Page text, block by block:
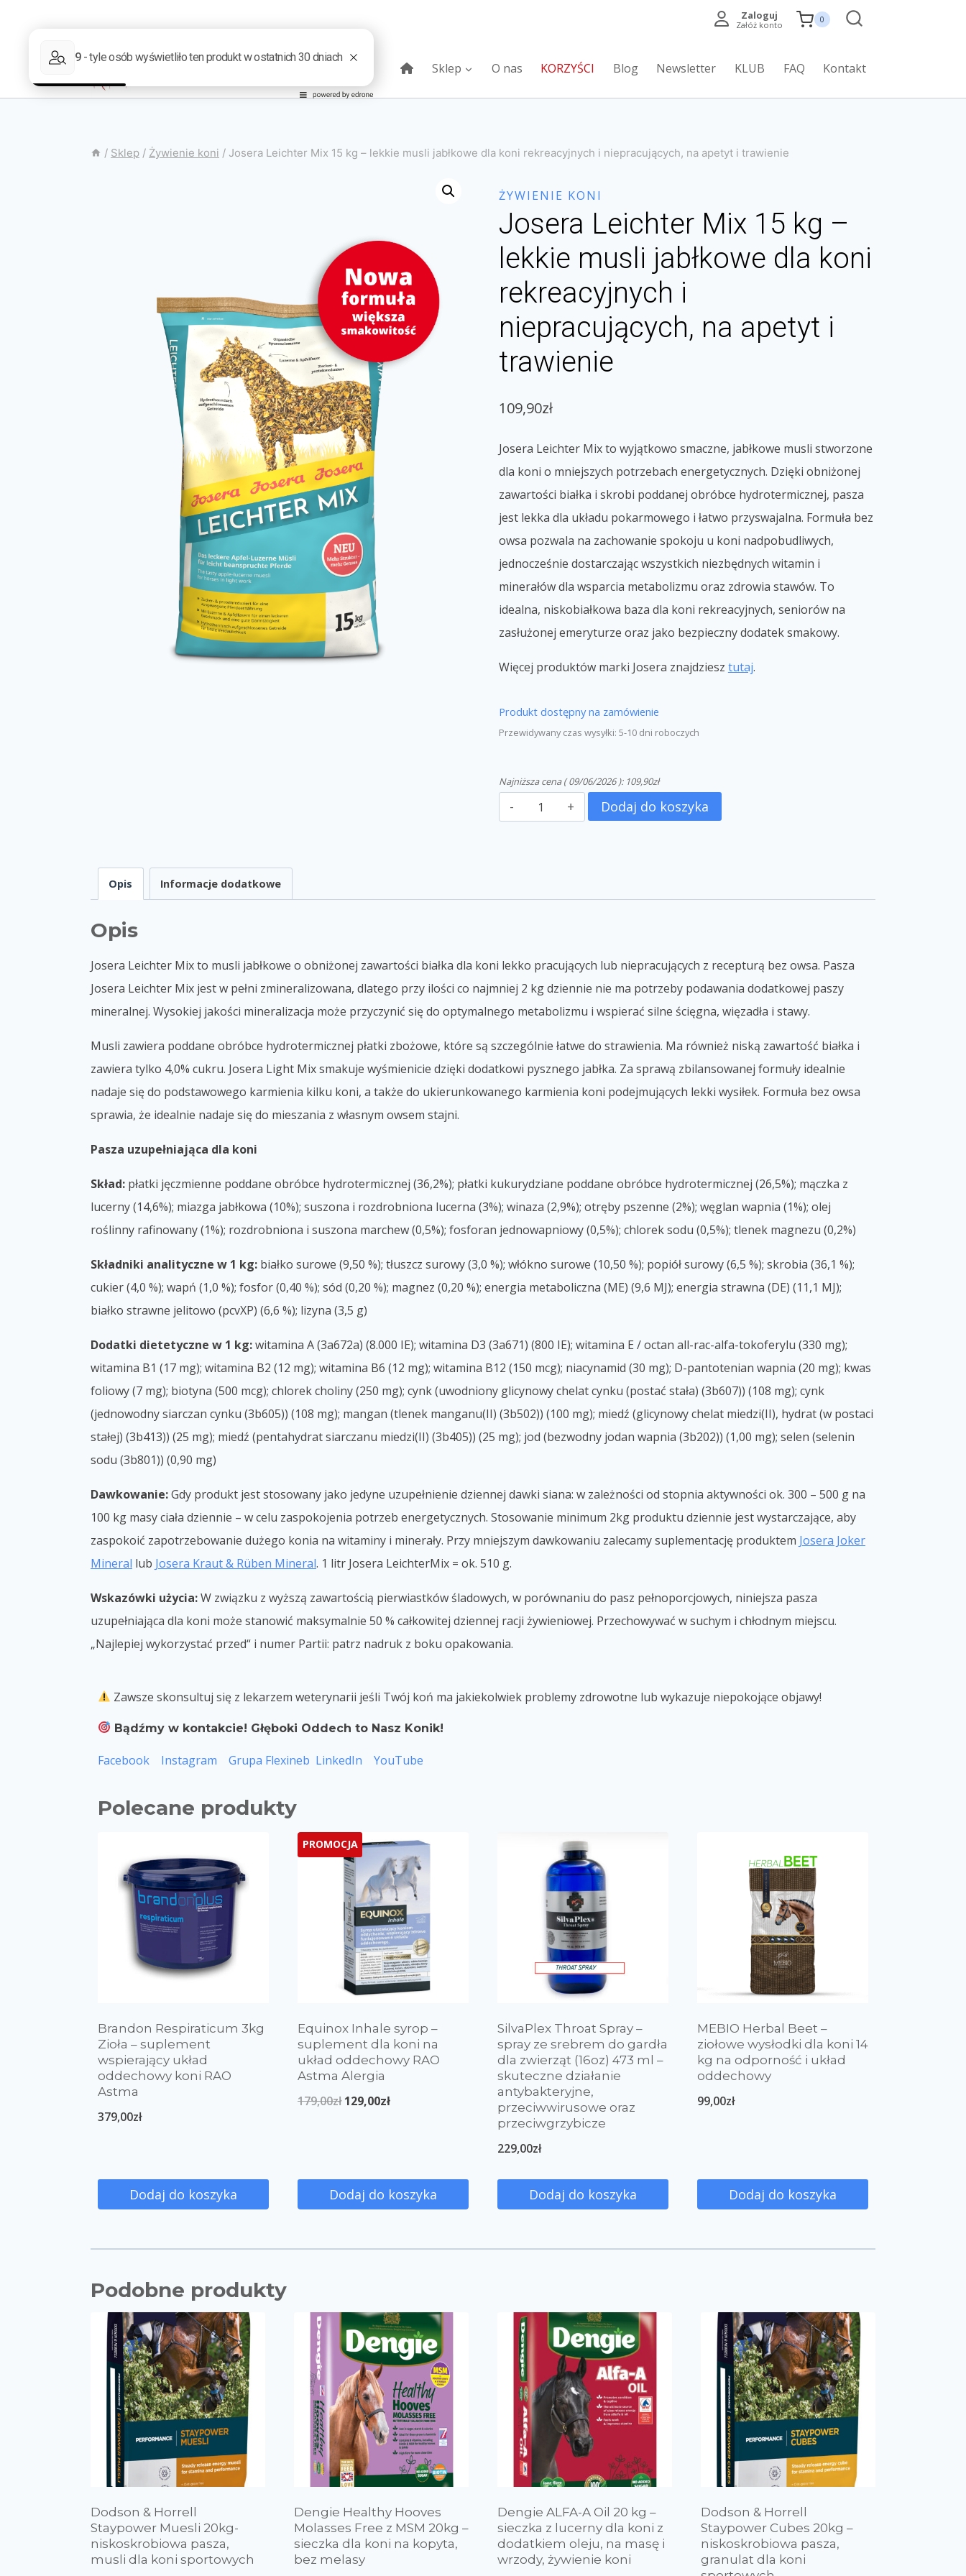
Zaloguj
Załóż konto 0
Sklep O nas KORZYŚCI Blog Newsletter KLUB FAQ Kontakt
/ Sklep / Żywienie koni / Josera Leichter Mix 15 kg – lekkie musli jabłkowe dla koni rekreacyjnych i niepracujących, na apetyt i trawienie
ŻYWIENIE KONI
Josera Leichter Mix 15 kg –
lekkie musli jabłkowe dla koni
rekreacyjnych i
niepracujących, na apetyt i
trawienie
109,90zł
Josera Leichter Mix to wyjątkowo smaczne, jabłkowe musli stworzone
dla koni o mniejszych potrzebach energetycznych. Dzięki obniżonej
zawartości białka i skrobi poddanej obróbce hydrotermicznej, pasza
jest lekka dla układu pokarmowego i łatwo przyswajalna. Formuła bez
owsa pozwala na zachowanie spokoju u koni nadpobudliwych,
jednocześnie dostarczając wszystkich niezbędnych witamin i
minerałów dla wsparcia metabolizmu oraz zdrowia stawów. To
idealna, niskobiałkowa baza dla koni rekreacyjnych, seniorów na
zasłużonej emeryturze oraz jako bezpieczny dodatek smakowy.
Więcej produktów marki Josera znajdziesz tutaj.
Produkt dostępny na zamówienie
Przewidywany czas wysyłki: 5-10 dni roboczych
Najniższa cena (09/06/2026): 109,90zł
Dodaj do koszyka
Opis Informacje dodatkowe
Opis
Josera Leichter Mix to musli jabłkowe o obniżonej zawartości białka dla koni lekko pracujących lub niepracujących z recepturą bez owsa. Pasza
Josera Leichter Mix jest w pełni zmineralizowana, dlatego przy ilości co najmniej 2 kg dziennie nie ma potrzeby podawania dodatkowej paszy
mineralnej. Wysokiej jakości mineralizacja może przyczynić się do optymalnego metabolizmu i wspierać silne ścięgna, więzadła i stawy.
Musli zawiera poddane obróbce hydrotermicznej płatki zbożowe, które są szczególnie łatwe do strawienia. Ma również niską zawartość białka i
zawiera tylko 4,0% cukru. Josera Light Mix smakuje wyśmienicie dzięki dodatkowi pysznego jabłka. Za sprawą zbilansowanej formuły idealnie
nadaje się do podstawowego karmienia kilku koni, a także do ukierunkowanego karmienia koni podejmujących lekki wysiłek. Formuła bez owsa
sprawia, że idealnie nadaje się do mieszania z własnym owsem stajni.
Pasza uzupełniająca dla koni
Skład: płatki jęczmienne poddane obróbce hydrotermicznej (36,2%); płatki kukurydziane poddane obróbce hydrotermicznej (26,5%); mączka z
lucerny (14,6%); miazga jabłkowa (10%); suszona i rozdrobniona lucerna (3%); winaza (2,9%); otręby pszenne (2%); węglan wapnia (1%); olej
roślinny rafinowany (1%); rozdrobniona i suszona marchew (0,5%); fosforan jednowapniowy (0,5%); chlorek sodu (0,5%); tlenek magnezu (0,2%)
Składniki analityczne w 1 kg: białko surowe (9,50 %); tłuszcz surowy (3,0 %); włókno surowe (10,50 %); popiół surowy (6,5 %); skrobia (36,1 %);
cukier (4,0 %); wapń (1,0 %); fosfor (0,40 %); sód (0,20 %); magnez (0,20 %); energia metaboliczna (ME) (9,6 MJ); energia strawna (DE) (11,1 MJ);
białko strawne jelitowo (pcvXP) (6,6 %); lizyna (3,5 g)
Dodatki dietetyczne w 1 kg:witamina A (3a672a) (8.000 IE); witamina D3 (3a671) (800 IE); witamina E / octan all-rac-alfa-tokoferylu (330 mg);
witamina B1 (17 mg); witamina B2 (12 mg); witamina B6 (12 mg); witamina B12 (150 mcg); niacynamid (30 mg); D-pantotenian wapnia (20 mg); kwas
foliowy (7 mg); biotyna (500 mcg); chlorek choliny (250 mg); cynk (uwodniony glicynowy chelat cynku (postać stała) (3b607)) (108 mg); cynk
(jednowodny siarczan cynku (3b605)) (108 mg); mangan (tlenek manganu(II) (3b502)) (100 mg); miedź (glicynowy chelat miedzi(II), hydrat (w postaci
stałej) (3b413)) (25 mg); miedź (pentahydrat siarczanu miedzi(II) (3b405)) (25 mg); jod (bezwodny jodan wapnia (3b202)) (1,00 mg); selen (selenin
sodu (3b801)) (0,90 mg)
Dawkowanie:Gdy produkt jest stosowany jako jedyne uzupełnienie dziennej dawki siana: w zależności od stopnia aktywności ok. 300 – 500 g na
100 kg masy ciała dziennie – w celu zaspokojenia potrzeb energetycznych. Stosowanie minimum 2kg produktu dziennie jest wystarczające, aby
zaspokoić zapotrzebowanie dużego konia na witaminy i minerały. Przy mniejszym dawkowaniu zalecamy suplementację produktem Josera Joker
Mineral lub Josera Kraut & Rüben Mineral. 1 litr Josera LeichterMix = ok. 510 g.
Wskazówki użycia:W związku z wyższą zawartością pierwiastków śladowych, w porównaniu do pasz pełnoporcjowych, niniejsza pasza
uzupełniająca dla koni może stanowić maksymalnie 50 % całkowitej dziennej racji żywieniowej. Przechowywać w suchym i chłodnym miejscu.
„Najlepiej wykorzystać przed“ i numer Partii: patrz nadruk z boku opakowania.
Zawsze skonsultuj się z lekarzem weterynarii jeśli Twój koń ma jakiekolwiek problemy zdrowotne lub wykazuje niepokojące objawy!
Bądźmy w kontakcie! Głęboki Oddech to Nasz Konik!
Facebook Instagram Grupa Flexineb LinkedIn YouTube
Polecane produkty
Brandon Respiraticum 3kg
Zioła – suplement
wspierający układ
oddechowy koni RAO
Astma
379,00zł
Dodaj do koszyka
PROMOCJA
Equinox Inhale syrop –
suplement dla koni na
układ oddechowy RAO
Astma Alergia
179,00zł 129,00zł
Dodaj do koszyka
SilvaPlex Throat Spray –
spray ze srebrem do gardła
dla zwierząt (16oz) 473 ml –
skuteczne działanie
antybakteryjne,
przeciwwirusowe oraz
przeciwgrzybicze
229,00zł
Dodaj do koszyka
MEBIO Herbal Beet –
ziołowe wysłodki dla koni 14
kg na odporność i układ
oddechowy
99,00zł
Dodaj do koszyka
Podobne produkty
Dodson & Horrell
Staypower Muesli 20kg-
niskoskrobiowa pasza,
musli dla koni sportowych
Dengie Healthy Hooves
Molasses Free z MSM 20kg –
sieczka dla koni na kopyta,
bez melasy
Dengie ALFA-A Oil 20 kg –
sieczka z lucerny dla koni z
dodatkiem oleju, na masę i
wrzody, żywienie koni
Dodson & Horrell
Staypower Cubes 20kg –
niskoskrobiowa pasza,
granulat dla koni